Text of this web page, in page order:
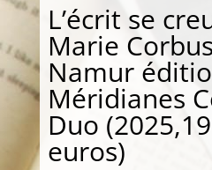
L’écrit se
Marie
Namur
Méridianes
Duo
euros)